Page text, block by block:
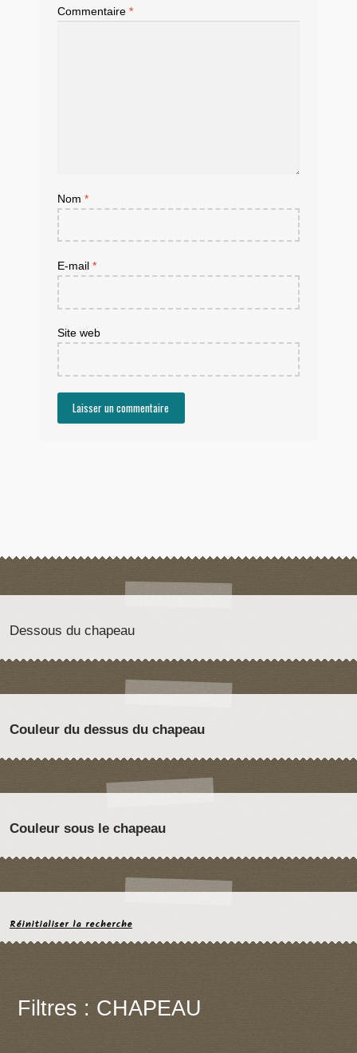
Commentaire *
Nom *
E-mail *
Site web
Dessous du chapeau
Couleur du dessus du chapeau
Couleur sous le chapeau
Réinitialiser la recherche
Filtres : CHAPEAU